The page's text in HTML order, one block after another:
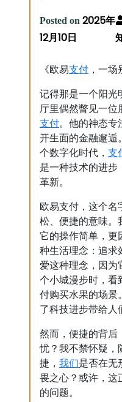
Posted on 2025年
12月10日
《欧易支付 ，一场
记得那是一个阳光
厅里偶然瞥见一位
支付。他的神态专
开生面的金融邂逅
个数字化时代， 支
是一种技术的进步
革新。
欧易支付，这个名
松、便捷的意味。
它的操作简单，更
种生活理念：追求
爱这种理念，因为
个小城漫步时，看
付购买水果的场景
了科技进步带给人
然而，便捷的背后
忧？我不禁怀疑，
捷， 我们是否在无
畏之心？或许，这
的问题。